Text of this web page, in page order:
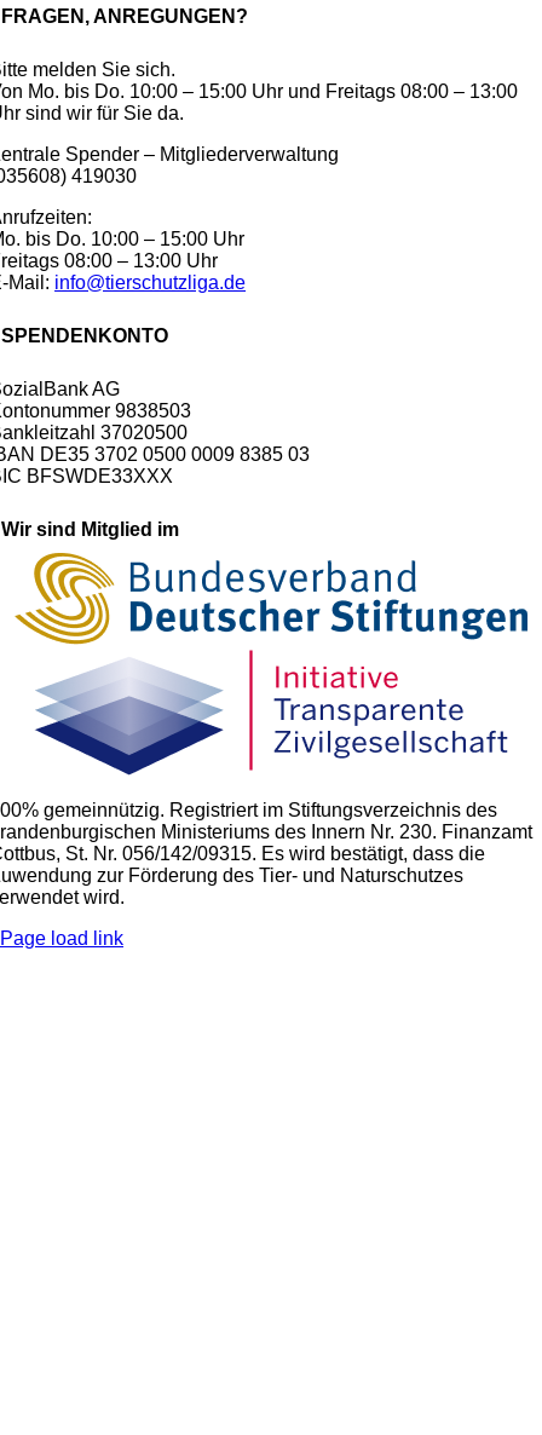
FRAGEN, ANREGUNGEN?
melden Sie sich.
Mo. bis Do. 10:00 – 15:00 Uhr und Freitags 08:00 – 13:00
sind wir für Sie da.
Spender – Mitgliederverwaltung
419030
bis Do. 10:00 – 15:00 Uhr
08:00 – 13:00 Uhr
Mail: info@tierschutzliga.de
SPENDENKONTO
AG
9838503
37020500
DE35 3702 0500 0009 8385 03
BFSWDE33XXX
Wir sind Mitglied im
gemeinnützig. Registriert im Stiftungsverzeichnis des
Ministeriums des Innern Nr. 230. Finanzamt
St. Nr. 056/142/09315. Es wird bestätigt, dass die
zur Förderung des Tier- und Naturschutzes
wird.
Page load link